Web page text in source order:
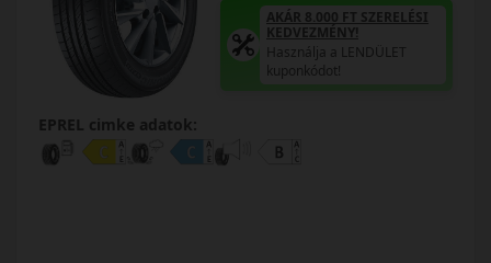
AKÁR 8.000 FT SZERELÉSI
KEDVEZMÉNY!
Használja a LENDÜLET
kuponkódot!
EPREL cimke adatok: